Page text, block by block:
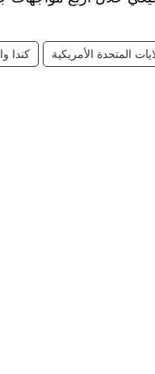
المتحدة الأمريكية كندا